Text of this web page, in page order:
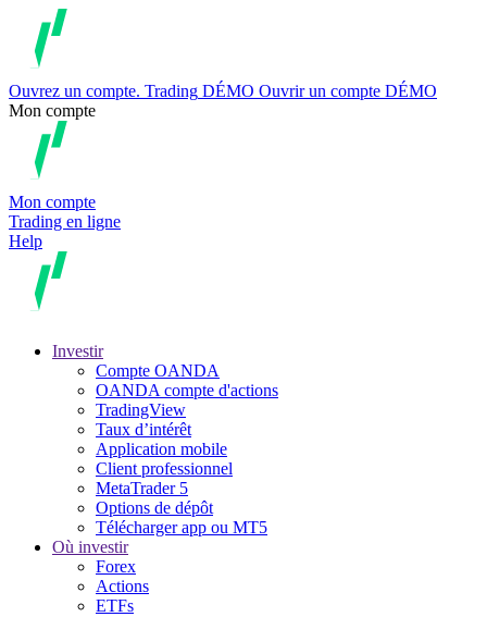
Ouvrez un compte. Trading DÉMO Ouvrir un compte DÉMO
Mon compte
Mon compte
Trading en ligne
Help
Investir
Compte OANDA
OANDA compte d'actions
TradingView
Taux d’intérêt
Application mobile
Client professionnel
MetaTrader 5
Options de dépôt
Télécharger app ou MT5
Où investir
Forex
Actions
ETFs